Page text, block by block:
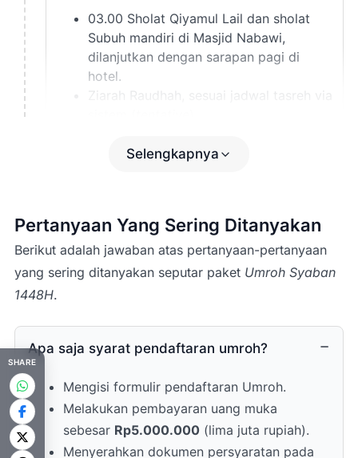
03.00 Sholat Qiyamul Lail dan sholat
Subuh mandiri di Masjid Nabawi,
dilanjutkan dengan sarapan pagi di
hotel.
Ziarah Raudhah, sesuai jadwal tasreh via
Nabawi dan dilanjutkan makan siang.
Nabawi, Souq Manaqqah, Tsaqifah Bani
Saidah, dan sekitarnya.
15.00 Sholat Ashar di Masjid Nabawi.
kemudian lanjut makan malam di hotel.
Perbanyak kegiatan ibadah di Masjid
Selengkapnya
Pertanyaan Yang Sering Ditanyakan
Berikut adalah jawaban atas pertanyaan-pertanyaan
yang sering ditanyakan seputar paket Umroh Syaban
1448H.
Apa saja syarat pendaftaran umroh?
Mengisi formulir pendaftaran Umroh.
Melakukan pembayaran uang muka
sebesar Rp5.000.000 (lima juta rupiah).
Menyerahkan dokumen persyaratan pada
SHARE